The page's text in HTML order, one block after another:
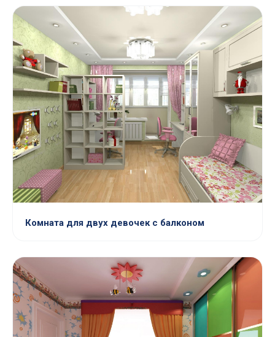
Комната для двух девочек с балконом